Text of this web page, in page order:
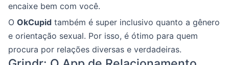
encaixe bem com você.
O OkCupid também é super inclusivo quanto a gênero
e orientação sexual. Por isso, é ótimo para quem
procura por relações diversas e verdadeiras.